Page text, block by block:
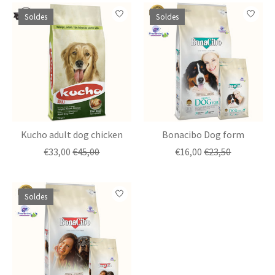
Soldes
Kucho adult dog chicken
€33,00 €45,00
Soldes
Bonacibo Dog form
€16,00 €23,50
Soldes